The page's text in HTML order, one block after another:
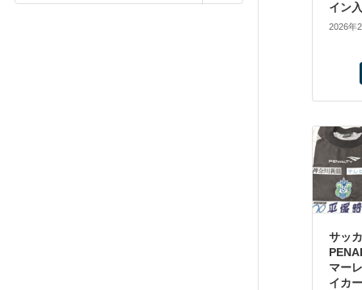
イン
2026年
サッ
マー
イカー